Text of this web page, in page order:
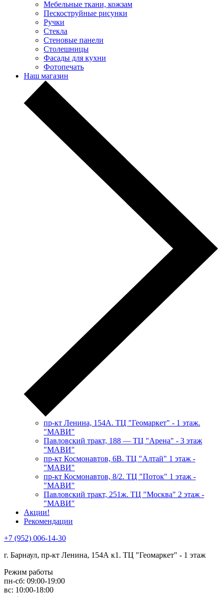
Мебельные ткани, кожзам
Пескоструйные рисунки
Ручки
Стекла
Стеновые панели
Столешницы
Фасады для кухни
Фотопечать
Наш магазин
пр-кт Ленина, 154А. ТЦ "Геомаркет" - 1 этаж.
"МАВИ"
​Павловский тракт, 188 — ТЦ "Арена" - 3 этаж
"МАВИ"
пр-кт Космонавтов, 6В. ТЦ "Алтай" 1 этаж -
"МАВИ"
пр-кт Космонавтов, 8/2. ТЦ "Поток" 1 этаж -
"МАВИ"
Павловский тракт, 251ж. ТЦ "Москва" 2 этаж -
"МАВИ"
Акции!
Рекомендации
+7 (952) 006-14-30
г. Барнаул, пр-кт Ленина, 154А к1. ТЦ "Геомаркет" - 1 этаж
Режим работы
пн-сб: 09:00-19:00
вс: 10:00-18:00